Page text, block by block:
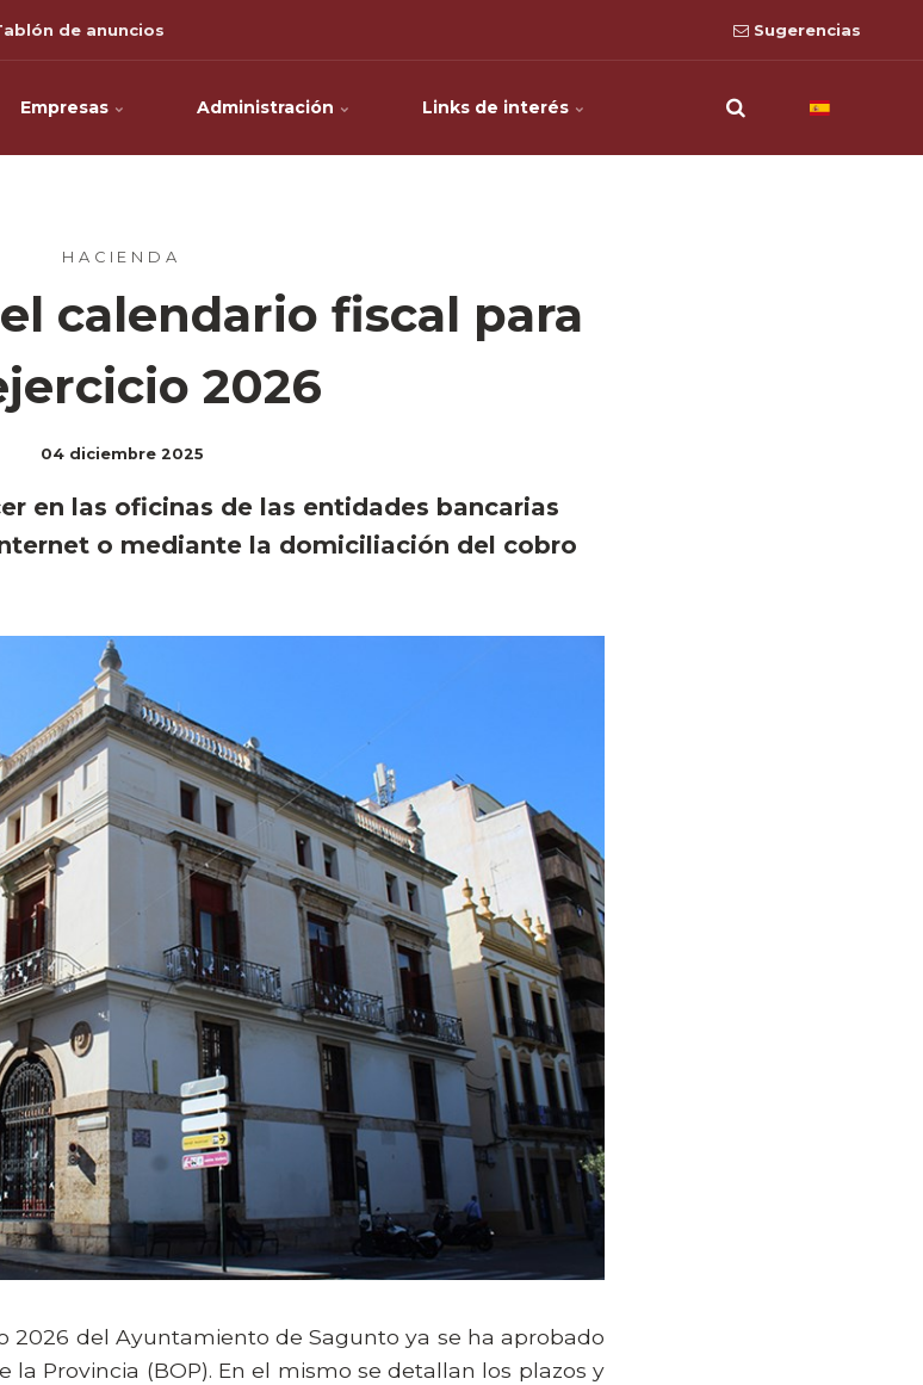
de anuncios Sugerencias
Empresas Administración Links de interés
HACIENDA
calendario fiscal para
2026
04 diciembre 2025
en las oficinas de las entidades bancarias
o mediante la domiciliación del cobro
2026 del Ayuntamiento de Sagunto ya se ha aprobado
Provincia (BOP). En el mismo se detallan los plazos y